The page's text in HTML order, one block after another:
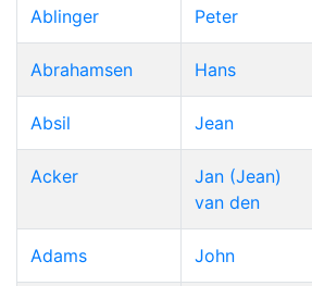
Ablinger Peter
Abrahamsen Hans
Absil Jean
Acker
Jan (Jean)
van den
Adams John